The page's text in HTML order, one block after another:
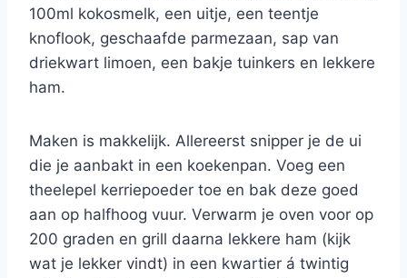
100ml kokosmelk, een uitje, een teentje
knoflook, geschaafde parmezaan, sap van
driekwart limoen, een bakje tuinkers en lekkere
ham.
Maken is makkelijk. Allereerst snipper je de ui
die je aanbakt in een koekenpan. Voeg een
theelepel kerriepoeder toe en bak deze goed
aan op halfhoog vuur. Verwarm je oven voor op
200 graden en grill daarna lekkere ham (kijk
wat je lekker vindt) in een kwartier á twintig